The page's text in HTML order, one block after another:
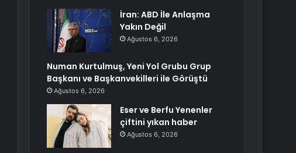
İran: ABD İle Anlaşma
Yakın Değil
Ağustos 6, 2026
Numan Kurtulmuş, Yeni Yol Grubu Grup
Başkanı ve Başkanvekilleri ile Görüştü
Ağustos 6, 2026
Eser ve Berfu Yenenler
çiftini yıkan haber
Ağustos 6, 2026